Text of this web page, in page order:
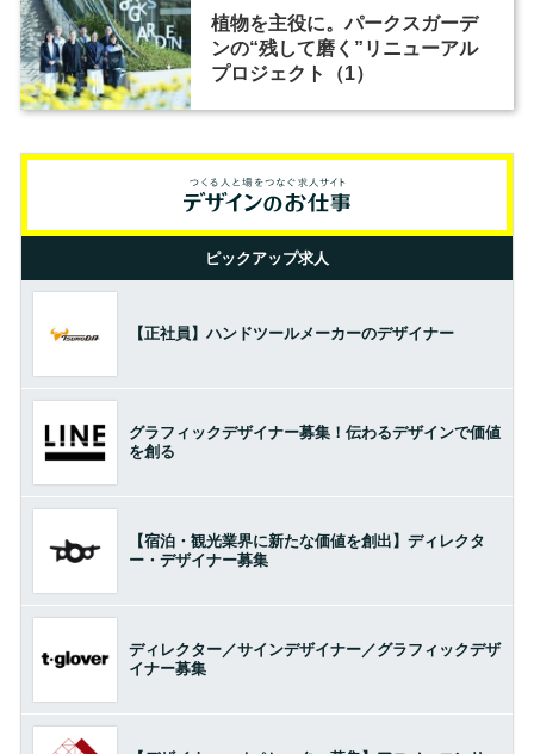
植物を主役に。パークスガーデ
ンの“残して磨く”リニューアル
プロジェクト（1）
ピックアップ求人
【正社員】ハンドツールメーカーのデザイナー
グラフィックデザイナー募集！伝わるデザインで価値
を創る
【宿泊・観光業界に新たな価値を創出】ディレクタ
ー・デザイナー募集
ディレクター／サインデザイナー／グラフィックデザ
イナー募集